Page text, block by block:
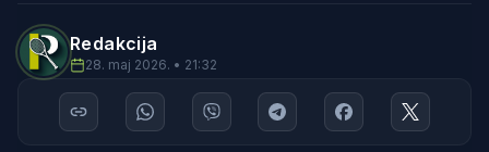
Redakcija
28. maj 2026. • 21:32